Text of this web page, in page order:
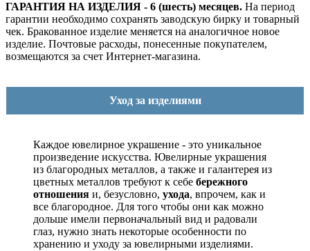
ГАРАНТИЯ НА ИЗДЕЛИЯ - 6 (шесть) месяцев. На период
гарантии необходимо сохранять заводскую бирку и товарный
чек. Бракованное изделие меняется на аналогичное новое
изделие. Почтовые расходы, понесенные покупателем,
возмещаются за счет Интернет-магазина.
Уход за изделиями
Каждое ювелирное украшение - это уникальное
произведение искусства. Ювелирные украшения
из благородных металлов, а также и галантерея из
цветных металлов требуют к себе бережного
отношения и, безусловно, ухода, впрочем, как и
все благородное. Для того чтобы они как можно
дольше имели первоначальный вид и радовали
глаз, нужно знать некоторые особенности по
хранению и уходу за ювелирными изделиями.